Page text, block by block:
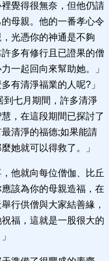
覺得很無奈，但他仍請
母親。他的一番孝心令
光憑你的神通是不夠
多有修行且已證果的僧
一起回向來幫助她。」
有清淨福業的人呢?」
到七月期間，許多清淨
，在這段期間已探討了
清淨的福德;如果能請
她就可以得救了。」
他就向每位僧伽、比丘
該為你的母親造福，在
行供僧與大家結善緣，
福，這就是一股很大的